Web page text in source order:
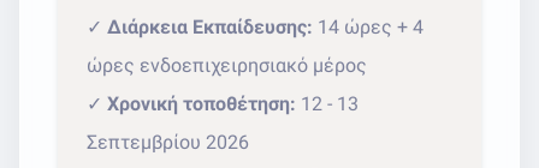
✓ Διάρκεια Εκπαίδευσης: 14 ώρες + 4
ώρες ενδοεπιχειρησιακό μέρος
✓ Χρονική τοποθέτηση: 12 - 13
Σεπτεμβρίου 2026